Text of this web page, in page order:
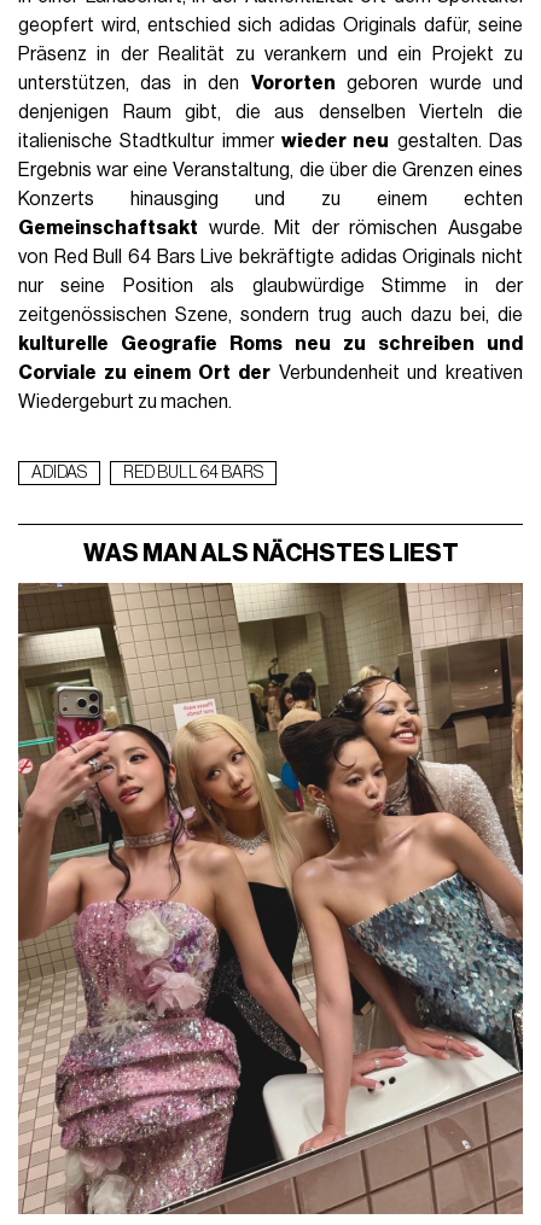
geopfert wird, entschied sich adidas Originals dafür, seine
Präsenz in der Realität zu verankern und ein Projekt zu
unterstützen, das in den Vororten geboren wurde und
denjenigen Raum gibt, die aus denselben Vierteln die
italienische Stadtkultur immer wieder neu gestalten. Das
Ergebnis war eine Veranstaltung, die über die Grenzen eines
Konzerts hinausging und zu einem echten
Gemeinschaftsakt wurde. Mit der römischen Ausgabe
von Red Bull 64 Bars Live bekräftigte adidas Originals nicht
nur seine Position als glaubwürdige Stimme in der
zeitgenössischen Szene, sondern trug auch dazu bei, die
kulturelle Geografie Roms neu zu schreiben und
Corviale zu einem Ort derVerbundenheit und kreativen
Wiedergeburt zu machen.
ADIDAS RED BULL 64 BARS
WAS MAN ALS NÄCHSTES LIEST